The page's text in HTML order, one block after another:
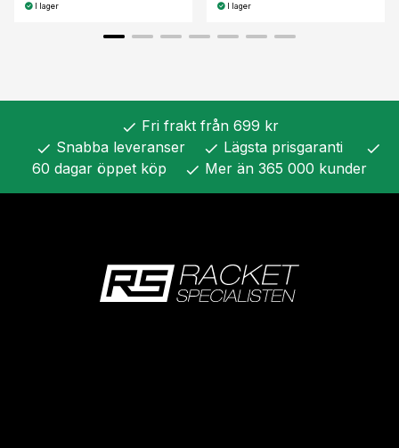
I lager I lager
check Fri frakt från 699 kr
check Snabba leveranser check Lägsta prisgaranti check
60 dagar öppet köp check Mer än 365 000 kunder